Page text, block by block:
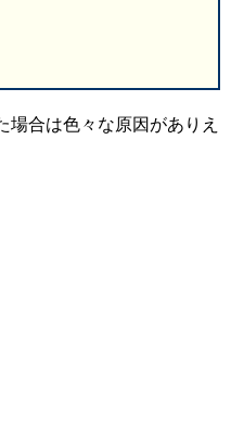
場合は色々な原因がありえ